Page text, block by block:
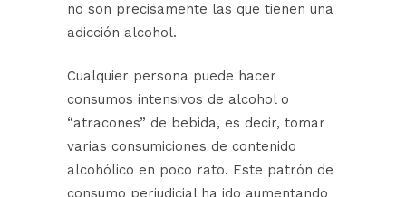
no son precisamente las que tienen una
adicción alcohol.
Cualquier persona puede hacer
consumos intensivos de alcohol o
“atracones” de bebida, es decir, tomar
varias consumiciones de contenido
alcohólico en poco rato. Este patrón de
consumo perjudicial ha ido aumentando